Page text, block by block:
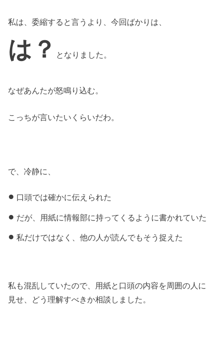
私は、委縮すると言うより、今回ばかりは、
は？ となりました。
なぜあんたが怒鳴り込む。
こっちが言いたいくらいだわ。
で、冷静に、
口頭では確かに伝えられた
だが、用紙に情報部に持ってくるように書かれていた
私だけではなく、他の人が読んでもそう捉えた
私も混乱していたので、用紙と口頭の内容を周囲の人に
見せ、どう理解すべきか相談しました。